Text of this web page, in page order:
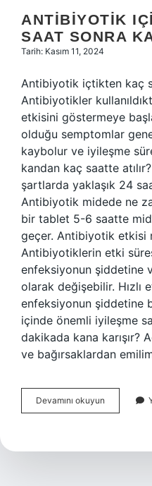
ANTIBIYOTIK
SAAT SONRA
Tarih: Kasım 11, 2024
Antibiyotik içtikten kaç
Antibiyotikler
etkisini göstermeye
olduğu semptomlar
kaybolur ve iyileşme
kandan kaç saatte
şartlarda yaklaşık 24
Antibiyotik midede ne
bir tablet 5-6 saatte
geçer. Antibiyotik etkisi
Antibiyotiklerin etki
enfeksiyonun şiddetine
olarak değişebilir. Hızlı
enfeksiyonun şiddetine
içinde önemli iyileşme
dakikada kana karışır?
ve bağırsaklardan
Devamını okuyun Antibiyotik
Içildikten
Sonra